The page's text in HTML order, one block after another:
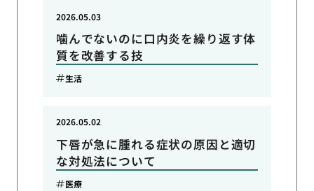
噛んでないのに口内炎を繰り返す体
質を改善する技
2026.05.03
生活
下唇が急に腫れる症状の原因と適切
な対処法について
2026.05.02
医療